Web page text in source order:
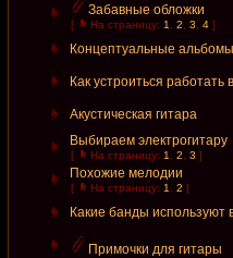
Забавные обложки
[ На страницу: 1 2 3 4 ]
Концептуальные альбомы
Как устроиться работать
Акустическая гитара
Выбираем электрогитару
[ На страницу: 1 2 3 ]
Похожие мелодии
[ На страницу: 1 2 ]
Какие банды
Примочки для гитары